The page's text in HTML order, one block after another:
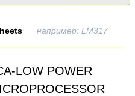
например: LM317
LOW POWER